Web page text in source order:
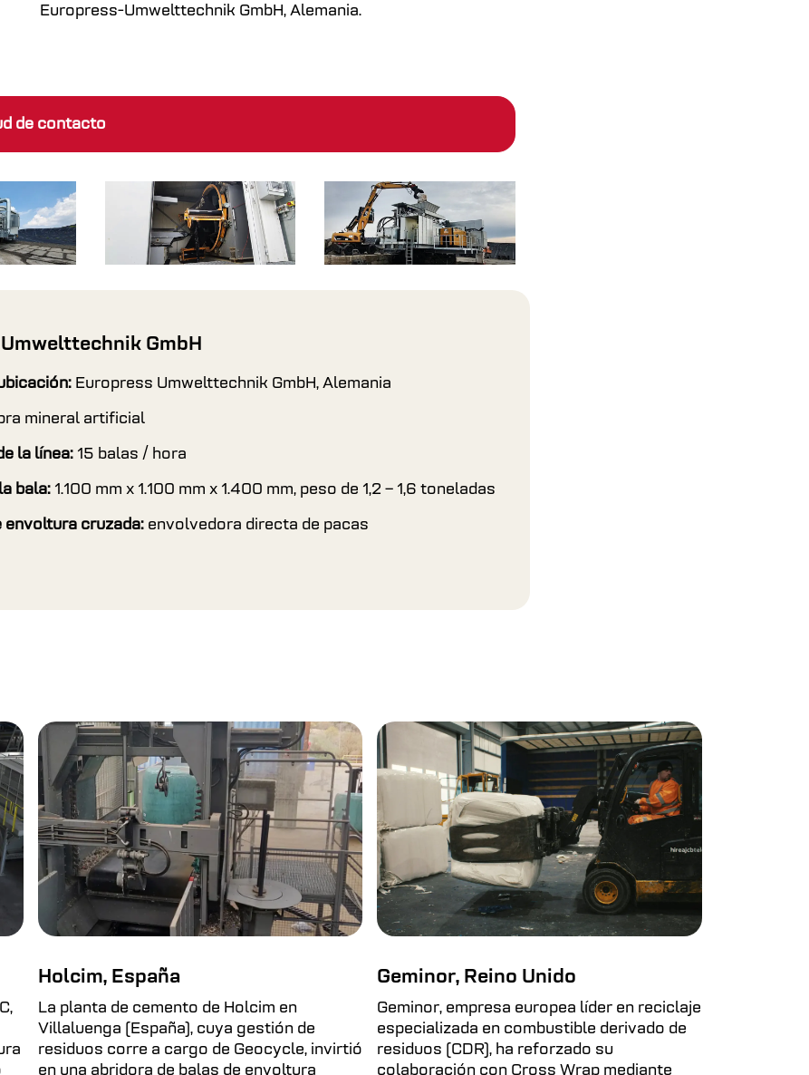
Europress-Umwelttechnik GmbH, Alemania.
de contacto
GmbH
Europress Umwelttechnik GmbH, Alemania
mineral artificial
la línea: 15 balas / hora
bala: 1.100 mm x 1.100 mm x 1.400 mm, peso de 1,2 – 1,6 toneladas
envoltura cruzada: envolvedora directa de pacas
Holcim, España
La planta de cemento de Holcim en
Villaluenga (España), cuya gestión de
residuos corre a cargo de Geocycle, invirtió
en una abridora de balas de envoltura
Geminor, Reino Unido
Geminor, empresa europea líder en reciclaje
especializada en combustible derivado de
residuos (CDR), ha reforzado su
colaboración con Cross Wrap mediante